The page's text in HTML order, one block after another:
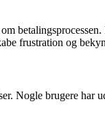
frustration og
Nogle brugere